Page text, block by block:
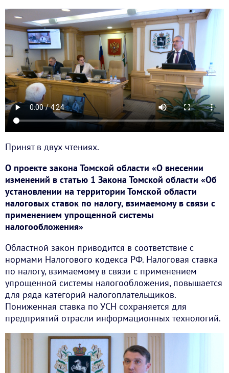
Принят в двух чтениях.
О проекте закона Томской области «О внесении
изменений в статью 1 Закона Томской области «Об
установлении на территории Томской области
налоговых ставок по налогу, взимаемому в связи с
применением упрощенной системы
налогообложения»
Областной закон приводится в соответствие с
нормами Налогового кодекса РФ. Налоговая ставка
по налогу, взимаемому в связи с применением
упрощенной системы налогообложения, повышается
для ряда категорий налогоплательщиков.
Пониженная ставка по УСН сохраняется для
предприятий отрасли информационных технологий.